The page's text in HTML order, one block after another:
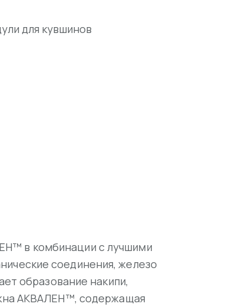
для кувшинов
в комбинации с лучшими
соединения, железо
образование накипи,
АКВАЛЕН™, содержащая